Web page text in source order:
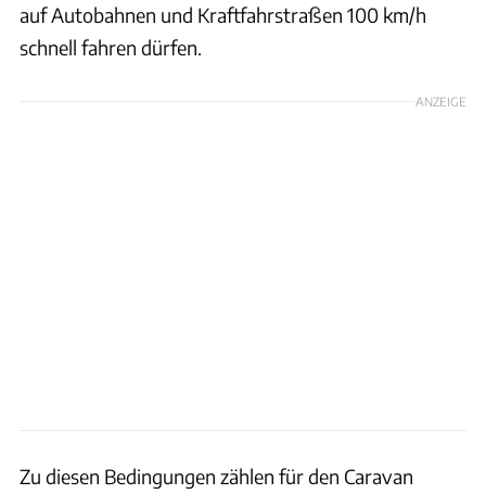
auf Autobahnen und Kraftfahrstraßen 100 km/h
schnell fahren dürfen.
ANZEIGE
Zu diesen Bedingungen zählen für den Caravan